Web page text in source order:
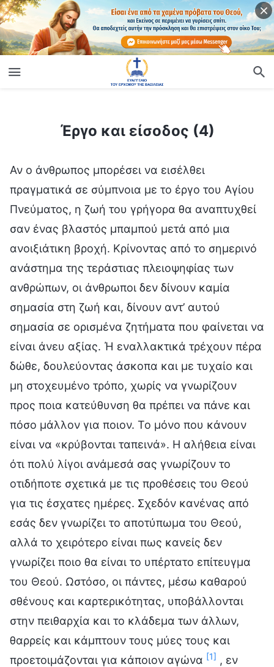
Έργο και είσοδος (4)
Αν ο άνθρωπος μπορέσει να εισέλθει
πραγματικά σε σύμπνοια με το έργο του Αγίου
Πνεύματος, η ζωή του γρήγορα θα αναπτυχθεί
σαν ένας βλαστός μπαμπού μετά από μια
ανοιξιάτικη βροχή. Κρίνοντας από το σημερινό
ανάστημα της τεράστιας πλειοψηφίας των
ανθρώπων, οι άνθρωποι δεν δίνουν καμία
σημασία στη ζωή και, δίνουν αντ’ αυτού
σημασία σε ορισμένα ζητήματα που φαίνεται να
είναι άνευ αξίας. Ή εναλλακτικά τρέχουν πέρα
δώθε, δουλεύοντας άσκοπα και με τυχαίο και
μη στοχευμένο τρόπο, χωρίς να γνωρίζουν
προς ποια κατεύθυνση θα πρέπει να πάνε και
πόσο μάλλον για ποιον. Το μόνο που κάνουν
είναι να «κρύβονται ταπεινά». Η αλήθεια είναι
ότι πολύ λίγοι ανάμεσά σας γνωρίζουν το
οτιδήποτε σχετικά με τις προθέσεις του Θεού
για τις έσχατες ημέρες. Σχεδόν κανένας από
εσάς δεν γνωρίζει το αποτύπωμα του Θεού,
αλλά το χειρότερο είναι πως κανείς δεν
γνωρίζει ποιο θα είναι το υπέρτατο επίτευγμα
του Θεού. Ωστόσο, οι πάντες, μέσω καθαρού
σθένους και καρτερικότητας, υποβάλλονται
στην πειθαρχία και το κλάδεμα των άλλων,
θαρρείς και κάμπτουν τους μύες τους και
προετοιμάζονται για κάποιον αγώνα [1] , εν